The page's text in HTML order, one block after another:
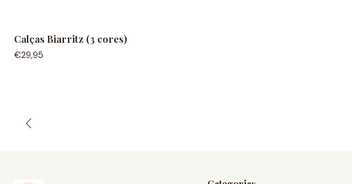
Calças Biarritz (3 cores)
€29,95